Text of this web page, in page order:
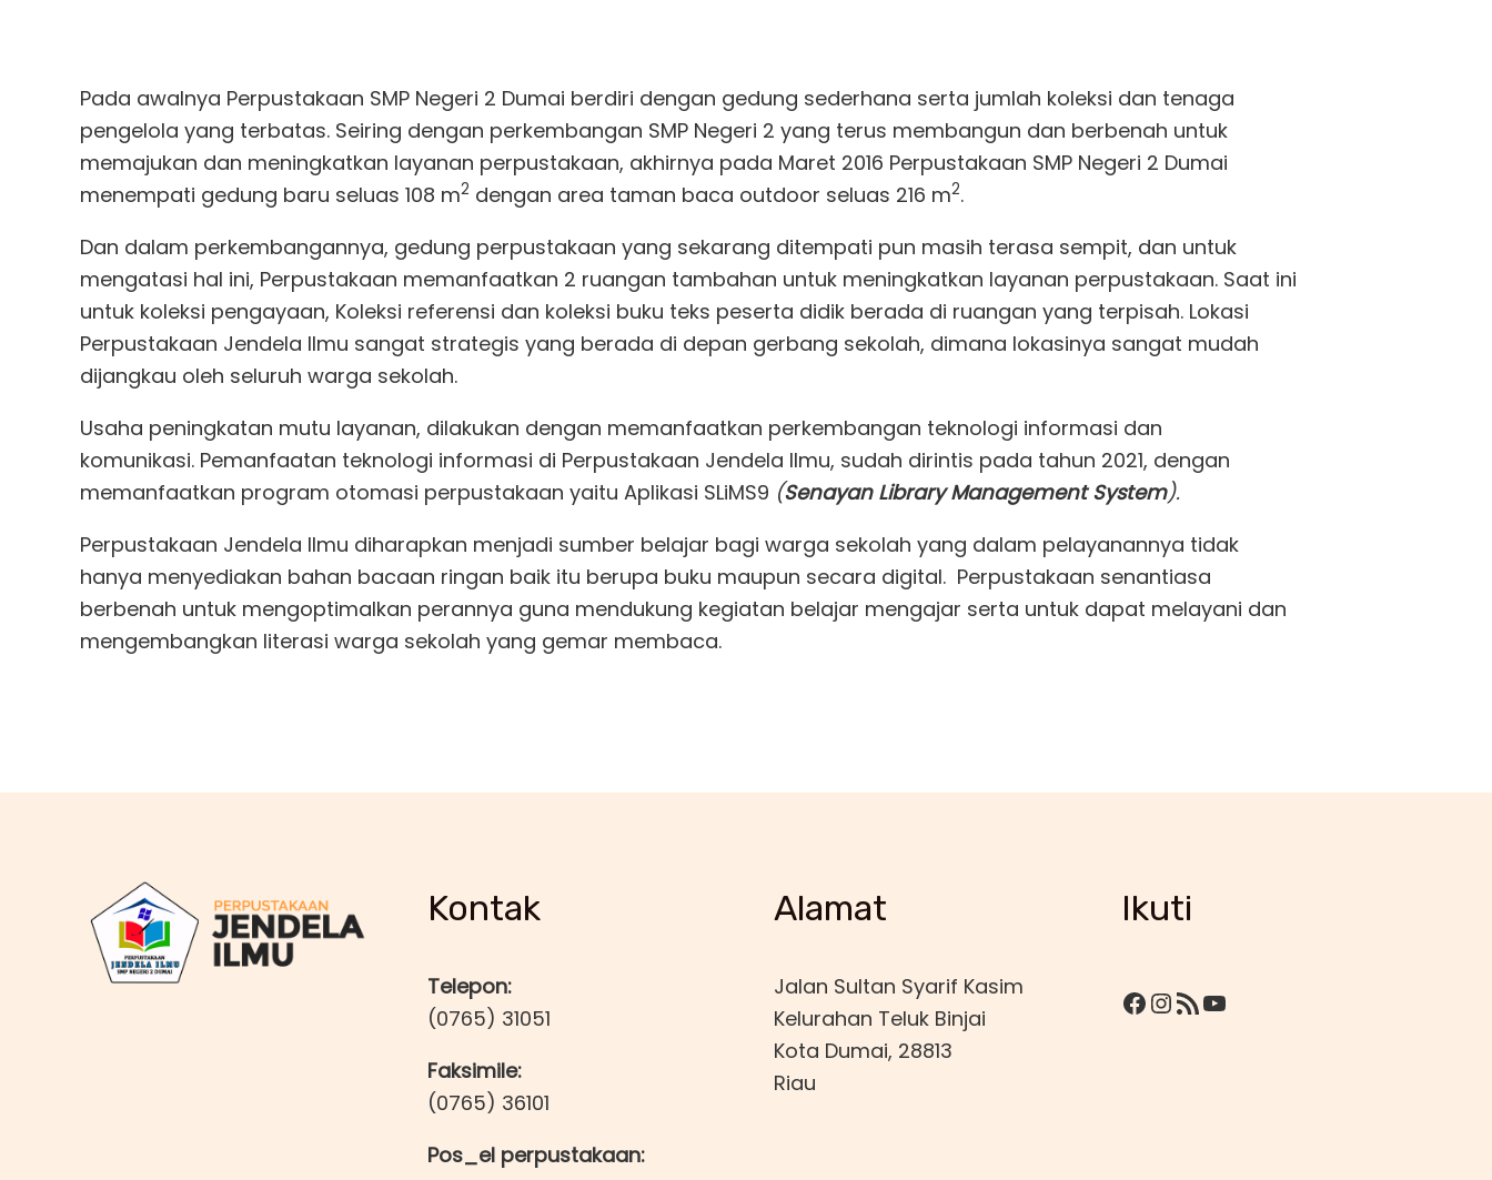
Pada awalnya Perpustakaan SMP Negeri 2 Dumai berdiri dengan gedung sederhana serta jumlah koleksi dan tenaga
pengelola yang terbatas. Seiring dengan perkembangan SMP Negeri 2 yang terus membangun dan berbenah untuk
memajukan dan meningkatkan layanan perpustakaan, akhirnya pada Maret 2016 Perpustakaan SMP Negeri 2 Dumai
menempati gedung baru seluas 108 m2 dengan area taman baca outdoor seluas 216 m2.
Dan dalam perkembangannya, gedung perpustakaan yang sekarang ditempati pun masih terasa sempit, dan untuk
mengatasi hal ini, Perpustakaan memanfaatkan 2 ruangan tambahan untuk meningkatkan layanan perpustakaan. Saat ini
untuk koleksi pengayaan, Koleksi referensi dan koleksi buku teks peserta didik berada di ruangan yang terpisah. Lokasi
Perpustakaan Jendela Ilmu sangat strategis yang berada di depan gerbang sekolah, dimana lokasinya sangat mudah
dijangkau oleh seluruh warga sekolah.
Usaha peningkatan mutu layanan, dilakukan dengan memanfaatkan perkembangan teknologi informasi dan
komunikasi. Pemanfaatan teknologi informasi di Perpustakaan Jendela Ilmu, sudah dirintis pada tahun 2021, dengan
memanfaatkan program otomasi perpustakaan yaitu Aplikasi SLiMS9 (Senayan Library Management System).
Perpustakaan Jendela Ilmu diharapkan menjadi sumber belajar bagi warga sekolah yang dalam pelayanannya tidak
hanya menyediakan bahan bacaan ringan baik itu berupa buku maupun secara digital. Perpustakaan senantiasa
berbenah untuk mengoptimalkan perannya guna mendukung kegiatan belajar mengajar serta untuk dapat melayani dan
mengembangkan literasi warga sekolah yang gemar membaca.
Kontak
Telepon:
(0765) 31051
Faksimile:
(0765) 36101
Pos_el perpustakaan:
Alamat
Jalan Sultan Syarif Kasim
Kelurahan Teluk Binjai
Kota Dumai, 28813
Riau
Ikuti
Facebook
Instagram
RSS FeedYouTube